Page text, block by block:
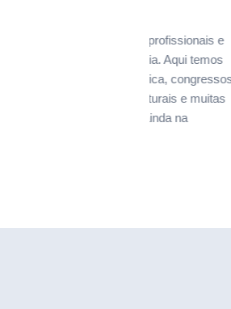
ISE posso contar com profissionais e
estrutura de excelência. Aqui temos
à iniciação científica, congressos
eventos culturais e muitas
de estágio ainda na